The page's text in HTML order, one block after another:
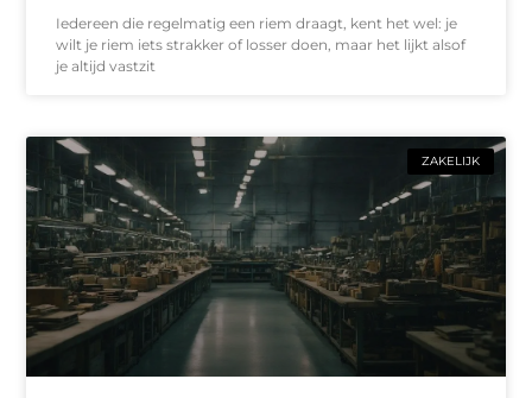
Iedereen die regelmatig een riem draagt, kent het wel: je
wilt je riem iets strakker of losser doen, maar het lijkt alsof
je altijd vastzit
ZAKELIJK